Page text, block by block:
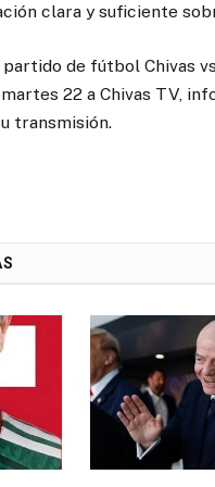
clara y suficiente
de fútbol Chivas
22 a Chivas TV,
transmisión.